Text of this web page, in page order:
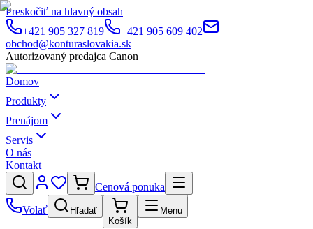
Preskočiť na hlavný obsah
+421 905 327 819
+421 905 609 402
obchod@konturaslovakia.sk
Autorizovaný predajca Canon
Domov
Produkty
Prenájom
Servis
O nás
Kontakt
Cenová ponuka
Volať
Hľadať
Košík
Menu